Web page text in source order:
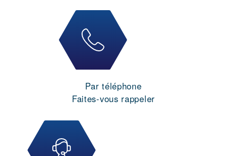
Par téléphone
Faites-vous rappeler